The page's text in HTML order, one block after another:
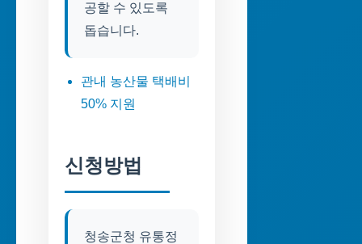
공할 수 있도록
돕습니다.
관내 농산물 택배비
50% 지원
신청방법
청송군청 유통정